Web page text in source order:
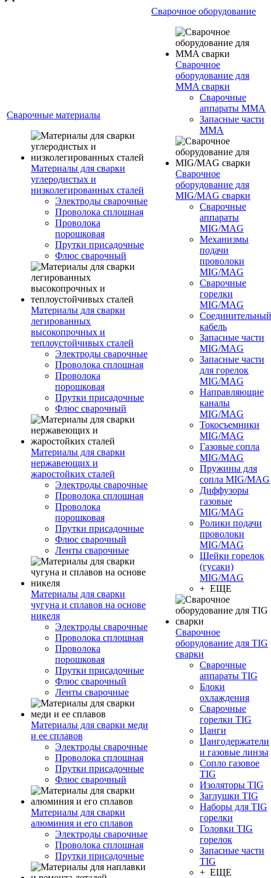
Сварочные материалы
Материалы для сварки
углеродистых и
низколегированных сталей
Электроды сварочные
Проволока сплошная
Проволока
порошковая
Прутки присадочные
Флюс сварочный
Материалы для сварки
легированных
высокопрочных и
теплоустойчивых сталей
Электроды сварочные
Проволока сплошная
Проволока
порошковая
Прутки присадочные
Флюс сварочный
Материалы для сварки
нержавеющих и
жаростойких сталей
Электроды сварочные
Проволока сплошная
Проволока
порошковая
Прутки присадочные
Флюс сварочный
Ленты сварочные
Материалы для сварки
чугуна и сплавов на основе
никеля
Электроды сварочные
Проволока сплошная
Проволока
порошковая
Прутки присадочные
Флюс сварочный
Ленты сварочные
Материалы для сварки меди
и ее сплавов
Электроды сварочные
Проволока сплошная
Прутки присадочные
Флюс сварочный
Материалы для сварки
алюминия и его сплавов
Электроды сварочные
Проволока сплошная
Прутки присадочные
Сварочное оборудование
Сварочное
оборудование для
MMA сварки
Сварочные
аппараты MMA
Запасные части
MMA
Сварочное
оборудование для
MIG/MAG сварки
Сварочные
аппараты
MIG/MAG
Механизмы
подачи
проволоки
MIG/MAG
Сварочные
горелки
MIG/MAG
Соединительный
кабель
Запасные части
MIG/MAG
Запасные части
для горелок
MIG/MAG
Направляющие
каналы
MIG/MAG
Токосъемники
MIG/MAG
Газовые сопла
MIG/MAG
Пружины для
сопла MIG/MAG
Диффузоры
газовые
MIG/MAG
Ролики подачи
проволоки
MIG/MAG
Шейки горелок
(гусаки)
MIG/MAG
+ ЕЩЕ
Сварочное
оборудование для TIG
сварки
Сварочные
аппараты TIG
Блоки
охлаждения
Сварочные
горелки TIG
Цанги
Цангодержатели
и газовые линзы
Сопло газовое
TIG
Изоляторы TIG
Заглушки TIG
Наборы для TIG
горелки
Головки TIG
горелок
Запасные части
TIG
+ ЕЩЕ